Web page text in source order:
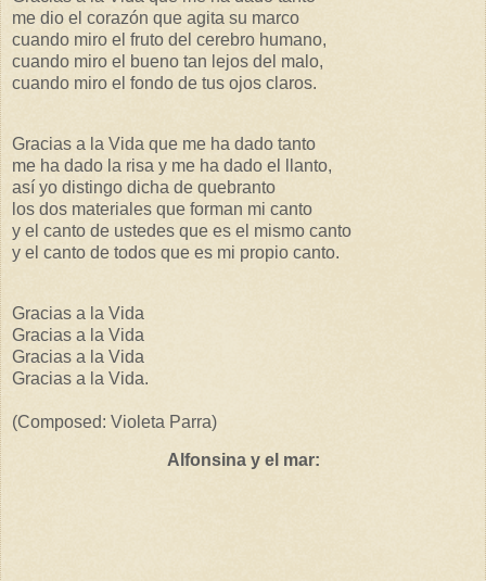
me dio el corazón que agita su marco
cuando miro el fruto del cerebro humano,
cuando miro el bueno tan lejos del malo,
cuando miro el fondo de tus ojos claros.
Gracias a la Vida que me ha dado tanto
me ha dado la risa y me ha dado el llanto,
así yo distingo dicha de quebranto
los dos materiales que forman mi canto
y el canto de ustedes que es el mismo canto
y el canto de todos que es mi propio canto.
Gracias a la Vida
Gracias a la Vida
Gracias a la Vida
Gracias a la Vida.
(Composed: Violeta Parra)
Alfonsina y el mar: